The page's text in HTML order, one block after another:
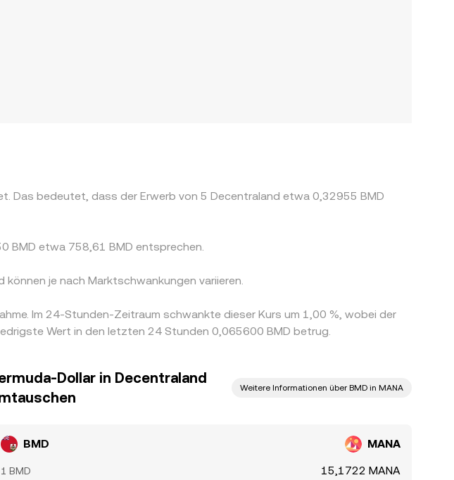
Das bedeutet, dass der Erwerb von 5 Decentraland etwa 0,32955 BMD
BMD etwa 758,61 BMD entsprechen.
je nach Marktschwankungen variieren.
Im 24-Stunden-Zeitraum schwankte dieser Kurs um 1,00 %, wobei der
Wert in den letzten 24 Stunden 0,065600 BMD betrug.
Dollar in Decentraland
Weitere Informationen über BMD in MANA
BMD MANA
1 BMD 15,1722 MANA